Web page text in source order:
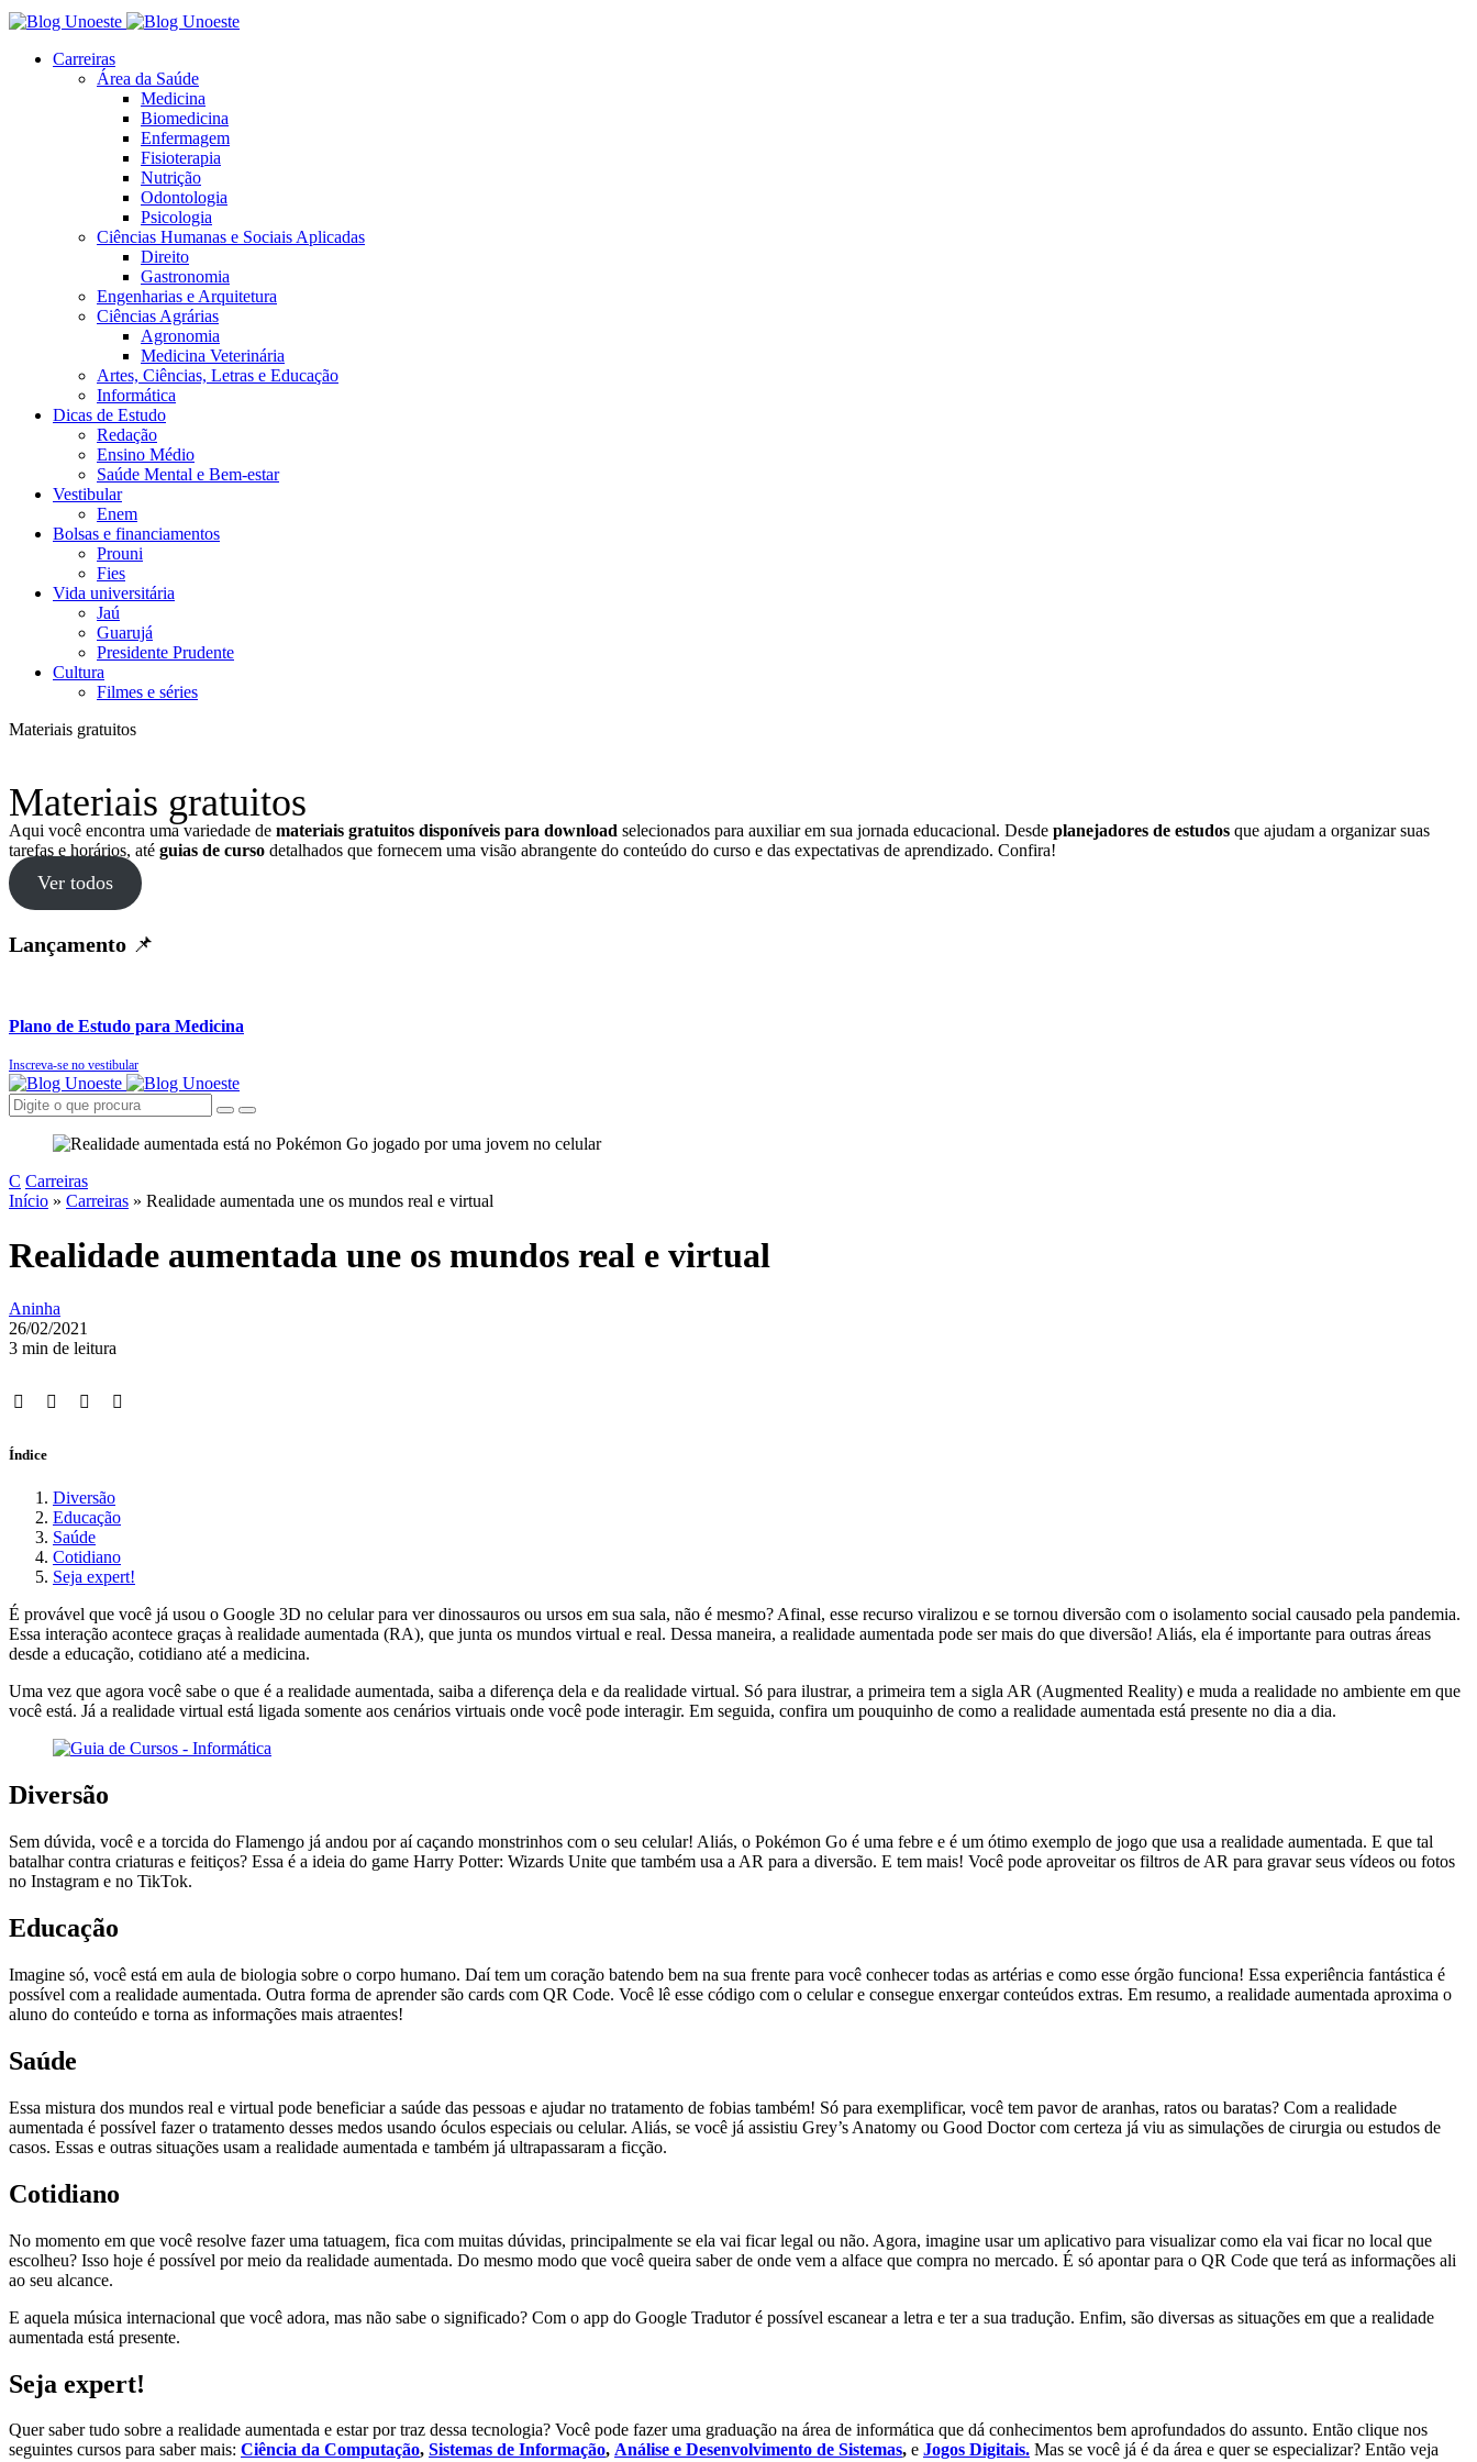
Carreiras
Área da Saúde
Medicina
Biomedicina
Enfermagem
Fisioterapia
Nutrição
Odontologia
Psicologia
Ciências Humanas e Sociais Aplicadas
Direito
Gastronomia
Engenharias e Arquitetura
Ciências Agrárias
Agronomia
Medicina Veterinária
Artes, Ciências, Letras e Educação
Informática
Dicas de Estudo
Redação
Ensino Médio
Saúde Mental e Bem-estar
Vestibular
Enem
Bolsas e financiamentos
Prouni
Fies
Vida universitária
Jaú
Guarujá
Presidente Prudente
Cultura
Filmes e séries
Materiais gratuitos
Materiais gratuitos
Aqui você encontra uma variedade de materiais gratuitos disponíveis para download selecionados para auxiliar em sua jornada educacional. Desde planejadores de estudos que ajudam a organizar suas
tarefas e horários, até guias de curso detalhados que fornecem uma visão abrangente do conteúdo do curso e das expectativas de aprendizado. Confira!
Ver todos
Lançamento 📌
Plano de Estudo para Medicina
Inscreva-se no vestibular
C Carreiras
Início » Carreiras » Realidade aumentada une os mundos real e virtual
Realidade aumentada une os mundos real e virtual
Aninha
26/02/2021
3 min de leitura
Índice
Diversão
Educação
Saúde
Cotidiano
Seja expert!
É provável que você já usou o Google 3D no celular para ver dinossauros ou ursos em sua sala, não é mesmo? Afinal, esse recurso viralizou e se tornou diversão com o isolamento social causado pela pandemia.
Essa interação acontece graças à realidade aumentada (RA), que junta os mundos virtual e real. Dessa maneira, a realidade aumentada pode ser mais do que diversão! Aliás, ela é importante para outras áreas
desde a educação, cotidiano até a medicina.
Uma vez que agora você sabe o que é a realidade aumentada, saiba a diferença dela e da realidade virtual. Só para ilustrar, a primeira tem a sigla AR (Augmented Reality) e muda a realidade no ambiente em que
você está. Já a realidade virtual está ligada somente aos cenários virtuais onde você pode interagir. Em seguida, confira um pouquinho de como a realidade aumentada está presente no dia a dia.
Diversão
Sem dúvida, você e a torcida do Flamengo já andou por aí caçando monstrinhos com o seu celular! Aliás, o Pokémon Go é uma febre e é um ótimo exemplo de jogo que usa a realidade aumentada. E que tal
batalhar contra criaturas e feitiços? Essa é a ideia do game Harry Potter: Wizards Unite que também usa a AR para a diversão. E tem mais! Você pode aproveitar os filtros de AR para gravar seus vídeos ou fotos
no Instagram e no TikTok.
Educação
Imagine só, você está em aula de biologia sobre o corpo humano. Daí tem um coração batendo bem na sua frente para você conhecer todas as artérias e como esse órgão funciona! Essa experiência fantástica é
possível com a realidade aumentada. Outra forma de aprender são cards com QR Code. Você lê esse código com o celular e consegue enxergar conteúdos extras. Em resumo, a realidade aumentada aproxima o
aluno do conteúdo e torna as informações mais atraentes!
Saúde
Essa mistura dos mundos real e virtual pode beneficiar a saúde das pessoas e ajudar no tratamento de fobias também! Só para exemplificar, você tem pavor de aranhas, ratos ou baratas? Com a realidade
aumentada é possível fazer o tratamento desses medos usando óculos especiais ou celular. Aliás, se você já assistiu Grey’s Anatomy ou Good Doctor com certeza já viu as simulações de cirurgia ou estudos de
casos. Essas e outras situações usam a realidade aumentada e também já ultrapassaram a ficção.
Cotidiano
No momento em que você resolve fazer uma tatuagem, fica com muitas dúvidas, principalmente se ela vai ficar legal ou não. Agora, imagine usar um aplicativo para visualizar como ela vai ficar no local que
escolheu? Isso hoje é possível por meio da realidade aumentada. Do mesmo modo que você queira saber de onde vem a alface que compra no mercado. É só apontar para o QR Code que terá as informações ali
ao seu alcance.
E aquela música internacional que você adora, mas não sabe o significado? Com o app do Google Tradutor é possível escanear a letra e ter a sua tradução. Enfim, são diversas as situações em que a realidade
aumentada está presente.
Seja expert!
Quer saber tudo sobre a realidade aumentada e estar por traz dessa tecnologia? Você pode fazer uma graduação na área de informática que dá conhecimentos bem aprofundados do assunto. Então clique nos
seguintes cursos para saber mais: Ciência da Computação, Sistemas de Informação, Análise e Desenvolvimento de Sistemas, e Jogos Digitais. Mas se você já é da área e quer se especializar? Então veja